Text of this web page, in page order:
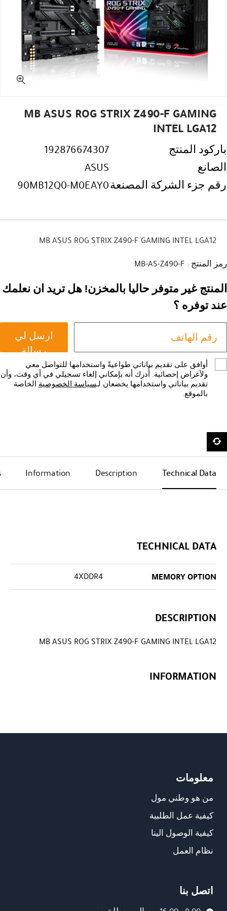
MB ASUS ROG STRIX Z490-F GAMING
INTEL LGA12
باركود المنتج
192876674307
الصانع
ASUS
رقم جزء الشركة المصنعة90MB12Q0-M0EAY0
MB ASUS ROG STRIX Z490-F GAMING INTEL LGA12
رمز المنتج : MB-AS-Z490-F
المنتج غير متوفر حاليا بالمخزن! هل تريد ان نعلمك
عند توفره ؟
ارسل لي
رسالة
أوافق على تقديم بياناتي طواعيةً واستخدامها للتواصل معي
ولأغراض إحصائية. أُدرك أنه بإمكاني إلغاء تسجيلي في أي وقت، وأن
تقديم بياناتي واستخدامها يخضعان لـسياسة الخصوصية الخاصة
بالموقع.
Technical Data
Description
Information
TECHNICAL DATA
MEMORY OPTION
4XDDR4
DESCRIPTION
MB ASUS ROG STRIX Z490-F GAMING INTEL LGA12
INFORMATION
معلومات
من هو وطني مول
كيفية عمل الطلبية
كيفية الوصول الينا
نظام العمل
اتصل بنا